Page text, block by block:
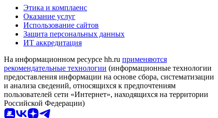
Этика и комплаенс
Оказание услуг
Использование сайтов
Защита персональных данных
ИТ аккредитация
На информационном ресурсе hh.ru применяются
рекомендательные технологии (информационные технологии
предоставления информации на основе сбора, систематизации
и анализа сведений, относящихся к предпочтениям
пользователей сети «Интернет», находящихся на территории
Российской Федерации)